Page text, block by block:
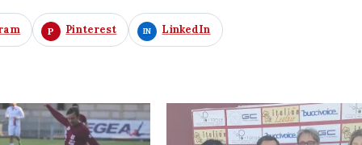
Pinterest LinkedIn